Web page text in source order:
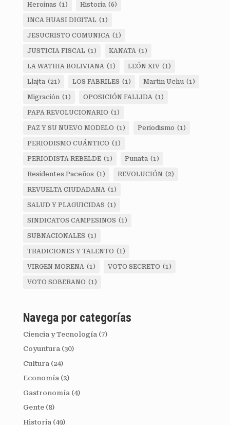
Heroinas (1) Historia (6)
INCA HUASI DIGITAL (1)
JESUCRISTO COMUNICA (1)
JUSTICIA FISCAL (1) KANATA (1)
LA WATHIA BOLIVIANA (1) LEÓN XIV (1)
Llajta (21) LOS FABRILES (1) Martin Uchu (1)
Migración (1) OPOSICIÓN FALLIDA (1)
PAPA REVOLUCIONARIO (1)
PAZ Y SU NUEVO MODELO (1) Periodismo (1)
PERIODISMO CUÁNTICO (1)
PERIODISTA REBELDE (1) Punata (1)
Residentes Paceños (1) REVOLUCIÓN (2)
REVUELTA CIUDADANA (1)
SALUD Y PLAGUICIDAS (1)
SINDICATOS CAMPESINOS (1)
SUBNACIONALES (1)
TRADICIONES Y TALENTO (1)
VIRGEN MORENA (1) VOTO SECRETO (1)
VOTO SOBERANO (1)
Navega por categorías
Ciencia y Tecnología (7)
Coyuntura(30)
Cultura (24)
Economía(2)
Gastronomía (4)
Gente(8)
Historia (49)